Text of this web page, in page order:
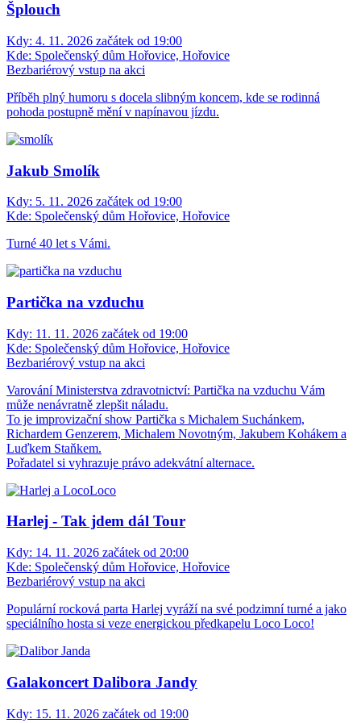
Šplouch
Kdy: 4. 11. 2026 začátek od 19:00
Kde: Společenský dům Hořovice, Hořovice
Bezbariérový vstup na akci
Příběh plný humoru s docela slibným koncem, kde se rodinná
pohoda postupně mění v napínavou jízdu.
Jakub Smolík
Kdy: 5. 11. 2026 začátek od 19:00
Kde: Společenský dům Hořovice, Hořovice
Turné 40 let s Vámi.
Partička na vzduchu
Kdy: 11. 11. 2026 začátek od 19:00
Kde: Společenský dům Hořovice, Hořovice
Bezbariérový vstup na akci
Varování Ministerstva zdravotnictví: Partička na vzduchu Vám
může nenávratně zlepšit náladu.
To je improvizační show Partička s Michalem Suchánkem,
Richardem Genzerem, Michalem Novotným, Jakubem Kohákem a
Luďkem Staňkem.
Pořadatel si vyhrazuje právo adekvátní alternace.
Harlej - Tak jdem dál Tour
Kdy: 14. 11. 2026 začátek od 20:00
Kde: Společenský dům Hořovice, Hořovice
Bezbariérový vstup na akci
Populární rocková parta Harlej vyráží na své podzimní turné a jako
speciálního hosta si veze energickou předkapelu Loco Loco!
Galakoncert Dalibora Jandy
Kdy: 15. 11. 2026 začátek od 19:00